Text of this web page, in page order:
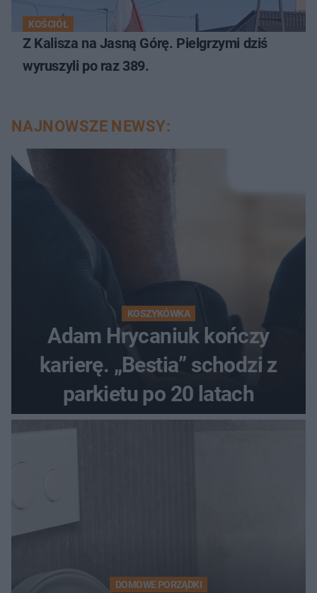
KOŚCIÓŁ
Z Kalisza na Jasną Górę. Pielgrzymi dziś
wyruszyli po raz 389.
NAJNOWSZE NEWSY:
KOSZYKÓWKA
Adam Hrycaniuk kończy
karierę. „Bestia” schodzi z
parkietu po 20 latach
DOMOWE PORZĄDKI